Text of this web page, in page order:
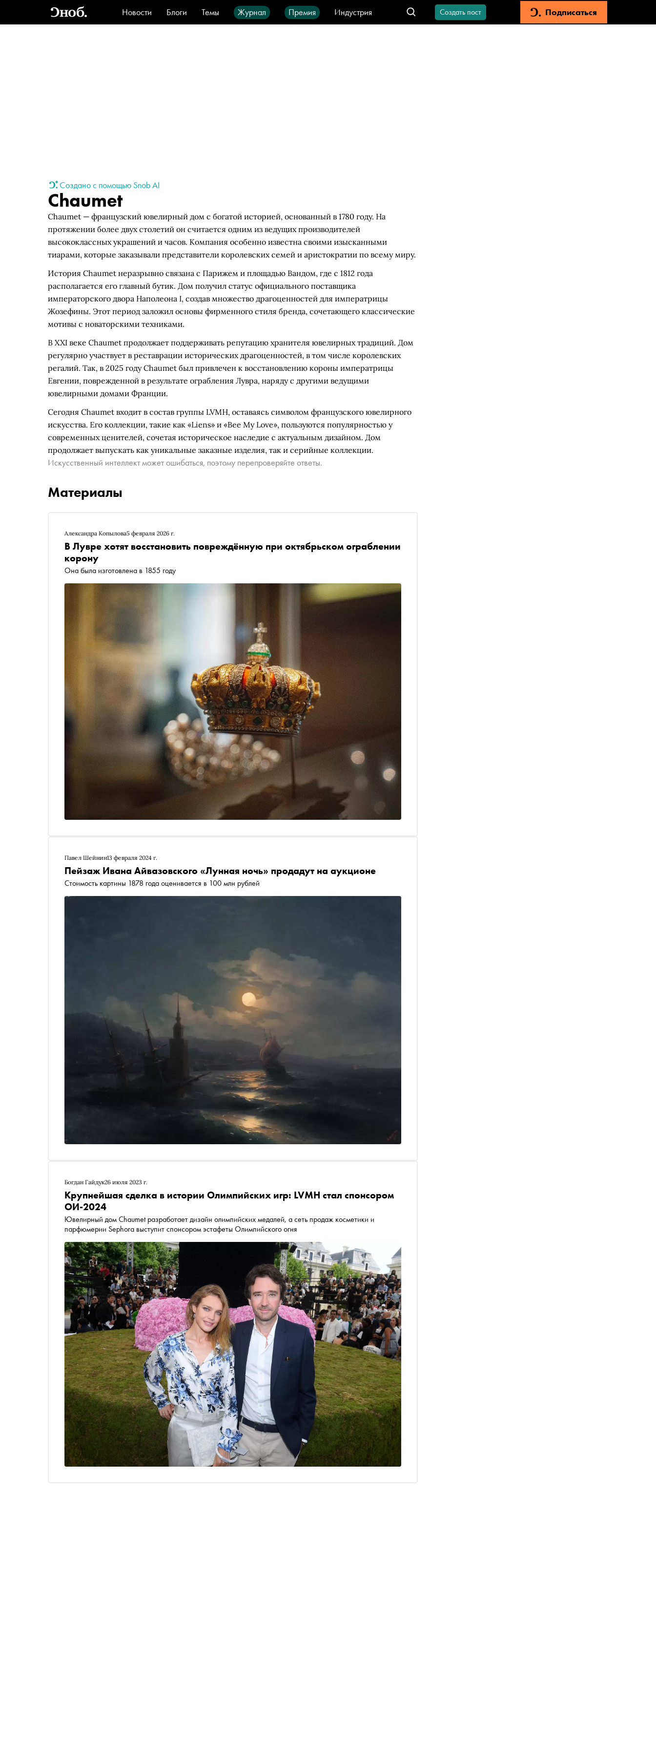
Новости Блоги Темы Журнал Премия
Индустрия
Стиль
Видео Город IT-продукты
Создать пост Подписаться
Создано с помощью Snob AI
Chaumet
Chaumet — французский ювелирный дом с богатой историей, основанный в 1780 году. На
протяжении более двух столетий он считается одним из ведущих производителей
высококлассных украшений и часов. Компания особенно известна своими изысканными
тиарами, которые заказывали представители королевских семей и аристократии по всему миру.
История Chaumet неразрывно связана с Парижем и площадью Вандом, где с 1812 года
располагается его главный бутик. Дом получил статус официального поставщика
императорского двора Наполеона I, создав множество драгоценностей для императрицы
Жозефины. Этот период заложил основы фирменного стиля бренда, сочетающего классические
мотивы с новаторскими техниками.
В XXI веке Chaumet продолжает поддерживать репутацию хранителя ювелирных традиций. Дом
регулярно участвует в реставрации исторических драгоценностей, в том числе королевских
регалий. Так, в 2025 году Chaumet был привлечен к восстановлению короны императрицы
Евгении, поврежденной в результате ограбления Лувра, наряду с другими ведущими
ювелирными домами Франции.
Сегодня Chaumet входит в состав группы LVMH, оставаясь символом французского ювелирного
искусства. Его коллекции, такие как «Liens» и «Bee My Love», пользуются популярностью у
современных ценителей, сочетая историческое наследие с актуальным дизайном. Дом
продолжает выпускать как уникальные заказные изделия, так и серийные коллекции.
Искусственный интеллект может ошибаться, поэтому перепроверяйте ответы.
Материалы
Александра Копылова5 февраля 2026 г.
В Лувре хотят восстановить повреждённую при октябрьском ограблении
корону
Она была изготовлена в 1855 году
Павел Шейнин13 февраля 2024 г.
Пейзаж Ивана Айвазовского «Лунная ночь» продадут на аукционе
Стоимость картины 1878 года оценивается в 100 млн рублей
Богдан Гайдук26 июля 2023 г.
Крупнейшая сделка в истории Олимпийских игр: LVMH стал спонсором
ОИ-2024
Ювелирный дом Chaumet разработает дизайн олимпийских медалей, а сеть продаж косметики и
парфюмерии Sephora выступит спонсором эстафеты Олимпийского огня